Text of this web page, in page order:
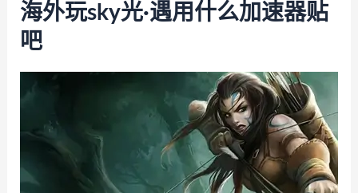
海外玩sky光·遇用什么加速器贴
吧